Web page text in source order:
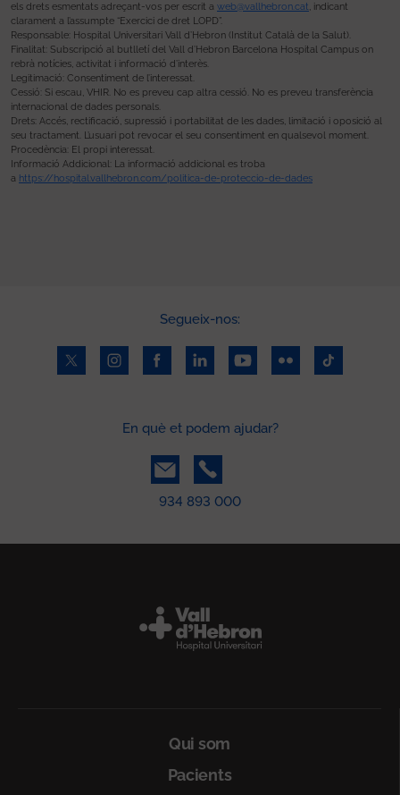
els drets esmentats adreçant-vos per escrit a web@vallhebron.cat, indicant
clarament a l’assumpte “Exercici de dret LOPD”.
Responsable: Hospital Universitari Vall d’Hebron (Institut Català de la Salut).
Finalitat: Subscripció al butlletí del Vall d’Hebron Barcelona Hospital Campus on
rebrà notícies, activitat i informació d’interès.
Legitimació: Consentiment de l’interessat.
Cessió: Si escau, VHIR. No es preveu cap altra cessió. No es preveu transferència
internacional de dades personals.
Drets: Accés, rectificació, supressió i portabilitat de les dades, limitació i oposició al
seu tractament. L’usuari pot revocar el seu consentiment en qualsevol moment.
Procedència: El propi interessat.
Informació Addicional: La informació addicional es troba
a https://hospital.vallhebron.com/politica-de-proteccio-de-dades
Segueix-nos:
En què et podem ajudar?
934 893 000
Qui som
Pacients